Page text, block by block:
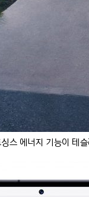
스 에너지 기능이 테